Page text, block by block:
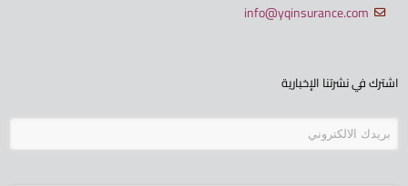
info@yqinsurance.com
اشترك في نشرتنا الإخبارية